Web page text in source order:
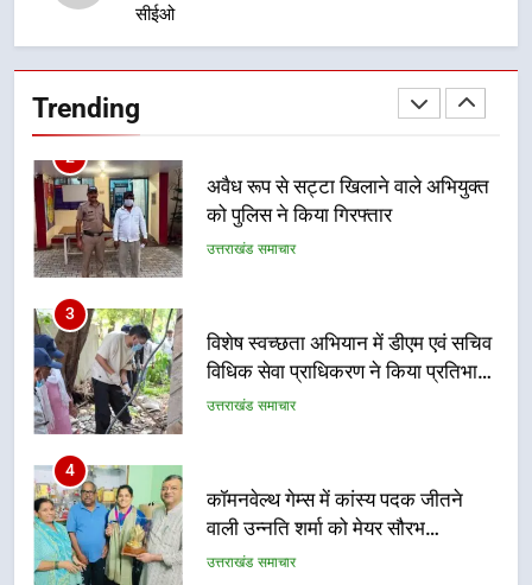
सीईओ
Trending
3
विशेष स्वच्छता अभियान में डीएम एवं सचिव
विधिक सेवा प्राधिकरण ने किया प्रतिभाग,
4
कॉमनवेल्थ गेम्स में कांस्य पदक जीतने
वाली उन्नति शर्मा को मेयर सौरभ
5
तकनीकी शिक्षा विभाग प्रदेशभर में
आयोजित करेगा रोजगार मेले